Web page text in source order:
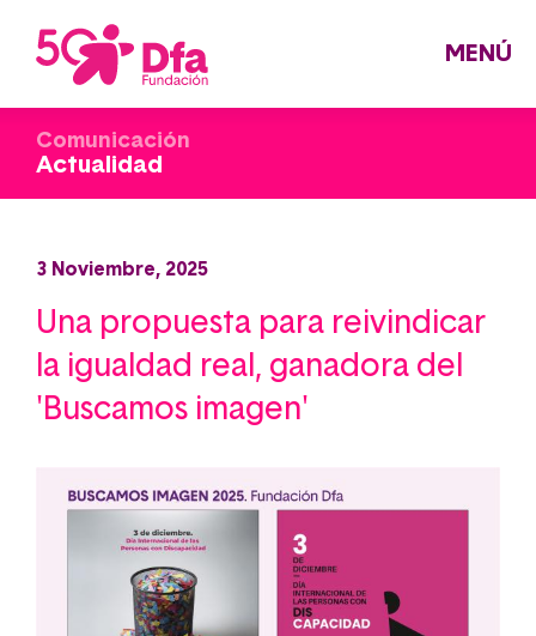
contenido
principal
MENÚ
Comunicación
Actualidad
3 Noviembre, 2025
Una propuesta para reivindicar
la igualdad real, ganadora del
'Buscamos imagen'